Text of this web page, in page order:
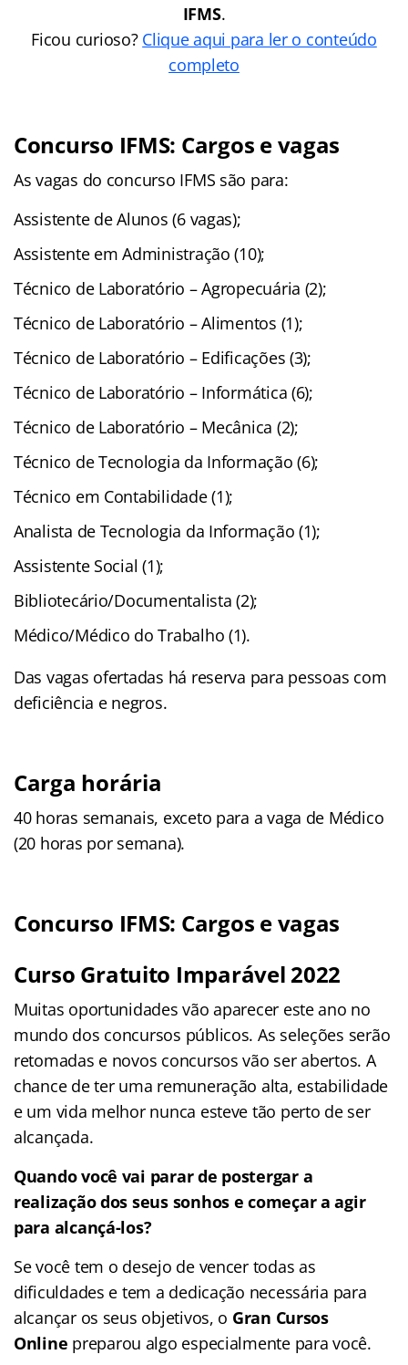
IFMS.
Ficou curioso? Clique aqui para ler o conteúdo
completo
Concurso IFMS: Cargos e vagas
As vagas do concurso IFMS são para:
Assistente de Alunos (6 vagas);
Assistente em Administração (10);
Técnico de Laboratório – Agropecuária (2);
Técnico de Laboratório – Alimentos (1);
Técnico de Laboratório – Edificações (3);
Técnico de Laboratório – Informática (6);
Técnico de Laboratório – Mecânica (2);
Técnico de Tecnologia da Informação (6);
Técnico em Contabilidade (1);
Analista de Tecnologia da Informação (1);
Assistente Social (1);
Bibliotecário/Documentalista (2);
Médico/Médico do Trabalho (1).
Das vagas ofertadas há reserva para pessoas com
deficiência e negros.
Carga horária
40 horas semanais, exceto para a vaga de Médico
(20 horas por semana).
Concurso IFMS: Cargos e vagas
Curso Gratuito Imparável 2022
Muitas oportunidades vão aparecer este ano no
mundo dos concursos públicos. As seleções serão
retomadas e novos concursos vão ser abertos. A
chance de ter uma remuneração alta, estabilidade
e um vida melhor nunca esteve tão perto de ser
alcançada.
Quando você vai parar de postergar a
realização dos seus sonhos e começar a agir
para alcançá-los?
Se você tem o desejo de vencer todas as
dificuldades e tem a dedicação necessária para
alcançar os seus objetivos, o Gran Cursos
Online preparou algo especialmente para você.